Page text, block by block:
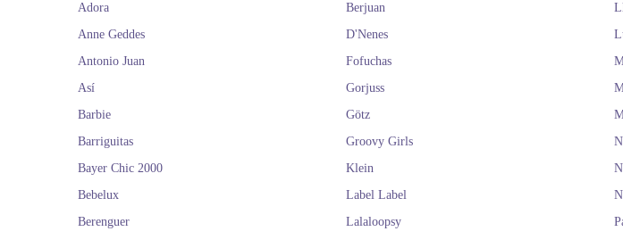
Adora
Anne Geddes
Antonio Juan
Así
Barbie
Barriguitas
Bayer Chic 2000
Bebelux
Berenguer
Berjuan
D'Nenes
Fofuchas
Gorjuss
Götz
Groovy Girls
Klein
Label Label
Lalaloopsy